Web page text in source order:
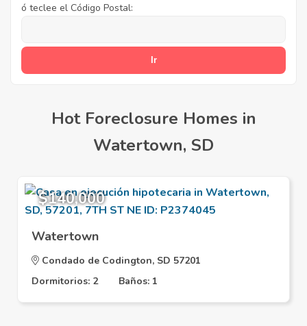
ó teclee el Código Postal:
Hot Foreclosure Homes in
Watertown, SD
$140,000
Watertown
Condado de Codington, SD 57201
Dormitorios: 2
Baños: 1